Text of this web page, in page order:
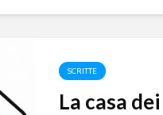
SCRITTE
La casa